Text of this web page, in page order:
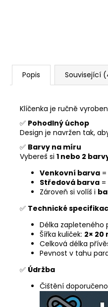
Popis Související
Klíčenka je ručně
✅ Pohodlný úchop
Design je navržen tak,
✅ Barvy na míru
Vybereš si 1 nebo 2
Venkovní barva
Středová barva
Zároveň si volíš i
✅ Technické
Délka zapleteného
Šířka kuliček: 2× 20
Celková délka
Pevnost v tahu
✅ Údržba
Čištění